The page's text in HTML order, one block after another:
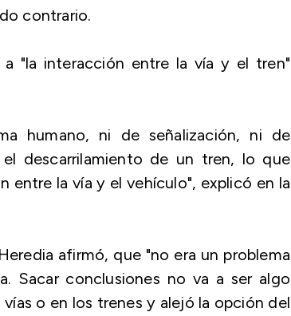
contrario.
"la interacción entre la vía y el tren"
humano, ni de señalización, ni de
descarrilamiento de un tren, lo que
entre la vía y el vehículo", explicó en la
afirmó, que "no era un problema
Sacar conclusiones no va a ser algo
o en los trenes y alejó la opción del